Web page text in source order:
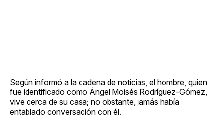
Según informó a la cadena de noticias, el hombre, quien
fue identificado como Ángel Moisés Rodríguez-Gómez,
vive cerca de su casa; no obstante, jamás había
entablado conversación con él.